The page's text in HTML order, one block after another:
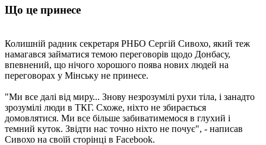
Що це принесе
Колишній радник секретаря РНБО Сергій Сивохо, який теж
намагався займатися темою переговорів щодо Донбасу,
впевнений, що нічого хорошого поява нових людей на
переговорах у Мінську не принесе.
"Ми все далі від миру... Знову незрозумілі рухи тіла, і занадто
зрозумілі люди в ТКГ. Схоже, ніхто не збирається
домовлятися. Ми все більше забиватимемося в глухий і
темний куток. Звідти нас точно ніхто не почує", - написав
Сивохо на своїй сторінці в Facebook.